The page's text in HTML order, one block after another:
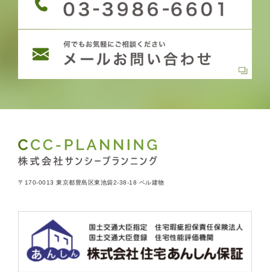
〒170-0013 東京都豊島区東池袋2-38-18 ベル建物